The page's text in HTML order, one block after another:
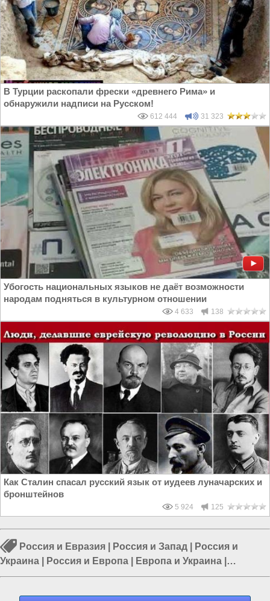
В Турции раскопали фрески «древнего Рима» и
обнаружили надписи на Русском!
612 444 31 323
Убогость национальных языков не даёт возможности
народам подняться в культурном отношении
4 633 138
Как Сталин спасал русский язык от иудеев луначарских и
бронштейнов
5 924 125
Россия и Евразия Россия и Запад
Россия и
Украина
Россия и Европа Европа и Украина
Политика в Украине|Политика в России